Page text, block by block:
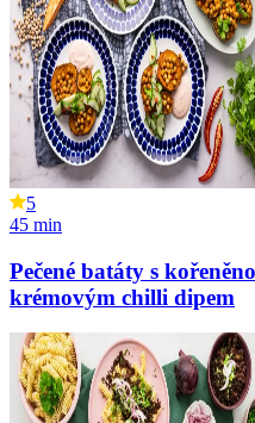
5
45 min
Pečené batáty s
krémovým chilli dipem